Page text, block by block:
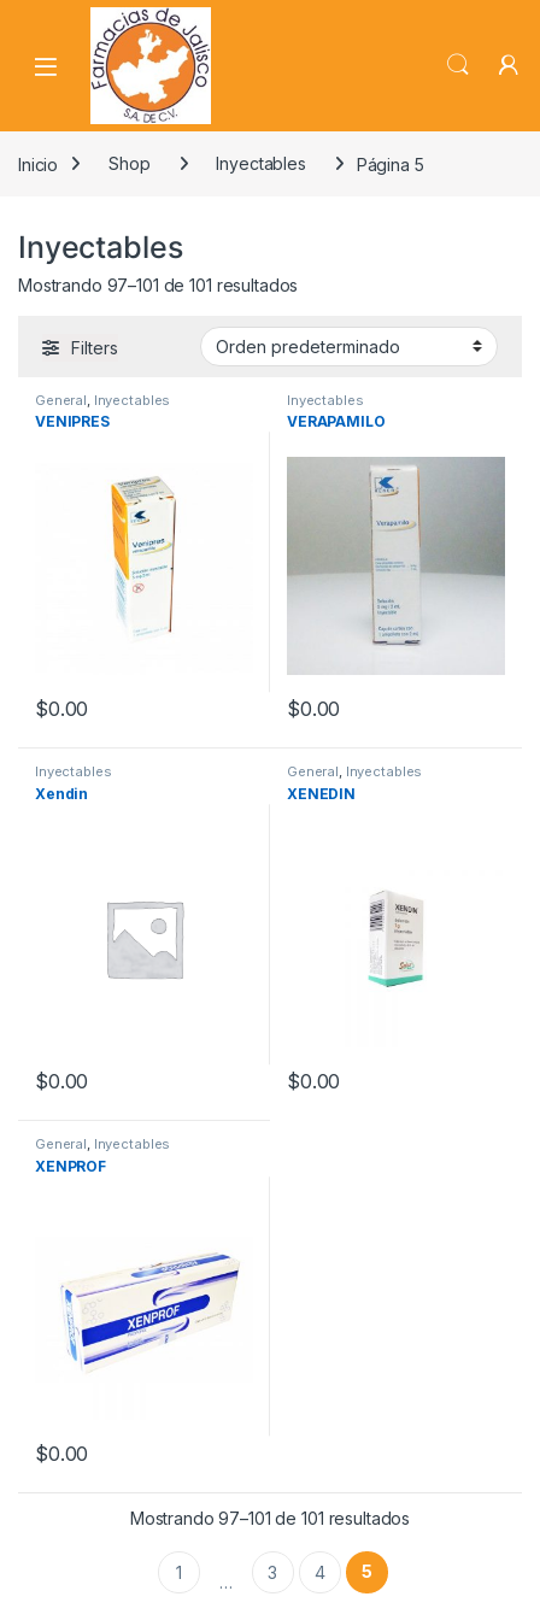
Skip to navigation
Skip to content
Inicio Shop Inyectables Página 5
Inyectables
Mostrando 97–101 de 101 resultados
Filters
General Inyectables
VENIPRES
$0.00
Inyectables
VERAPAMILO
$0.00
Inyectables
Xendin
$0.00
General, Inyectables
XENEDIN
$0.00
General, Inyectables
XENPROF
$0.00
Mostrando 97–101 de 101 resultados
1 … 3 4 5